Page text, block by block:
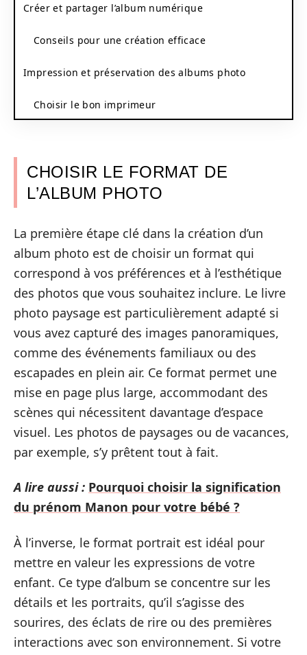
Créer et partager l’album numérique
Conseils pour une création efficace
Impression et préservation des albums photo
Choisir le bon imprimeur
CHOISIR LE FORMAT DE
L’ALBUM PHOTO
La première étape clé dans la création d’un
album photo est de choisir un format qui
correspond à vos préférences et à l’esthétique
des photos que vous souhaitez inclure. Le livre
photo paysage est particulièrement adapté si
vous avez capturé des images panoramiques,
comme des événements familiaux ou des
escapades en plein air. Ce format permet une
mise en page plus large, accommodant des
scènes qui nécessitent davantage d’espace
visuel. Les photos de paysages ou de vacances,
par exemple, s’y prêtent tout à fait.
A lire aussi : Pourquoi choisir la signification
du prénom Manon pour votre bébé ?
À l’inverse, le format portrait est idéal pour
mettre en valeur les expressions de votre
enfant. Ce type d’album se concentre sur les
détails et les portraits, qu’il s’agisse des
sourires, des éclats de rire ou des premières
interactions avec son environnement. Si votre